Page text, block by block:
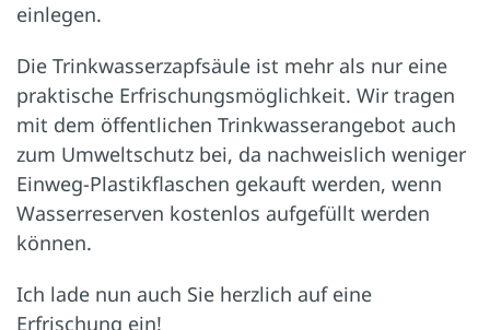
einlegen.
Die Trinkwasserzapfsäule ist mehr als nur eine
praktische Erfrischungsmöglichkeit. Wir tragen
mit dem öffentlichen Trinkwasserangebot auch
zum Umweltschutz bei, da nachweislich weniger
Einweg-Plastikflaschen gekauft werden, wenn
Wasserreserven kostenlos aufgefüllt werden
können.
Ich lade nun auch Sie herzlich auf eine
Erfrischung ein!